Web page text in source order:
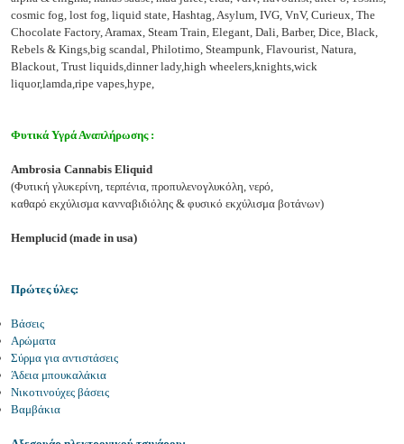
cosmic fog, lost fog, liquid state, Hashtag, Asylum, IVG, VnV, Curieux, The
Chocolate Factory, Aramax, Steam Train, Elegant, Dali, Barber, Dice, Black,
Rebels & Kings,big scandal, Philotimo, Steampunk, Flavourist, Natura,
Blackout, Trust liquids,dinner lady,high wheelers,knights,wick
liquor,lamda,ripe vapes,hype,
Φυτικά Υγρά Αναπλήρωσης :
Ambrosia Cannabis Eliquid
(Φυτική γλυκερίνη, τερπένια, προπυλενογλυκόλη, νερό,
καθαρό εκχύλισμα κανναβιδιόλης & φυσικό εκχύλισμα βοτάνων)
Hemplucid (made in usa)
Πρώτες ύλες:
Βάσεις
Αρώματα
Σύρμα για αντιστάσεις
Άδεια μπουκαλάκια
Νικοτινούχες βάσεις
Βαμβάκια